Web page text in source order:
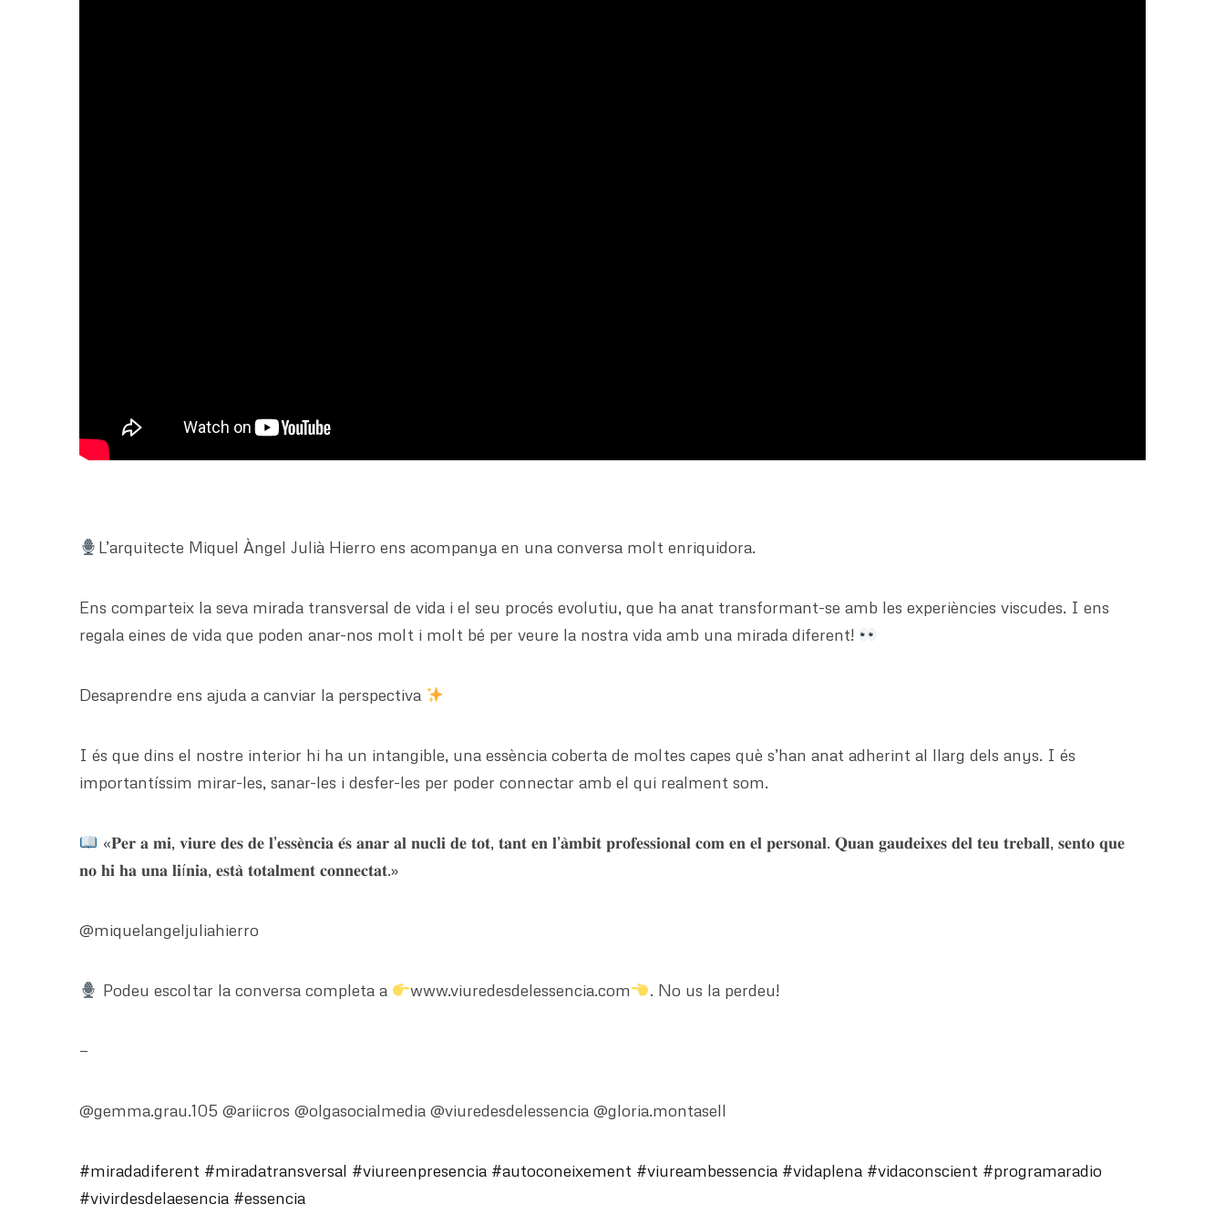
L’arquitecte Miquel Àngel Julià Hierro ens acompanya en una conversa molt enriquidora.
Ens comparteix la seva mirada transversal de vida i el seu procés evolutiu, que ha anat transformant-se amb les experiències viscudes. I ens
regala eines de vida que poden anar-nos molt i molt bé per veure la nostra vida amb una mirada diferent!
Desaprendre ens ajuda a canviar la perspectiva
I és que dins el nostre interior hi ha un intangible, una essència coberta de moltes capes què s’han anat adherint al llarg dels anys. I és
importantíssim mirar-les, sanar-les i desfer-les per poder connectar amb el qui realment som.
«𝐏𝐞𝐫 𝐚 𝐦𝐢, 𝐯𝐢𝐮𝐫𝐞 𝐝𝐞𝐬 𝐝𝐞 𝐥’𝐞𝐬𝐬𝐞̀𝐧𝐜𝐢𝐚 𝐞́𝐬 𝐚𝐧𝐚𝐫 𝐚𝐥 𝐧𝐮𝐜𝐥𝐢 𝐝𝐞 𝐭𝐨𝐭, 𝐭𝐚𝐧𝐭 𝐞𝐧 𝐥’𝐚̀𝐦𝐛𝐢𝐭 𝐩𝐫𝐨𝐟𝐞𝐬𝐬𝐢𝐨𝐧𝐚𝐥 𝐜𝐨𝐦 𝐞𝐧 𝐞𝐥 𝐩𝐞𝐫𝐬𝐨𝐧𝐚𝐥. 𝐐𝐮𝐚𝐧 𝐠𝐚𝐮𝐝𝐞𝐢𝐱𝐞𝐬 𝐝𝐞𝐥 𝐭𝐞𝐮 𝐭𝐫𝐞𝐛𝐚𝐥𝐥, 𝐬𝐞𝐧𝐭𝐨 𝐪𝐮𝐞
𝐧𝐨 𝐡𝐢 𝐡𝐚 𝐮𝐧𝐚 𝐥𝐢í𝐧𝐢𝐚, 𝐞𝐬𝐭𝐚̀ 𝐭𝐨𝐭𝐚𝐥𝐦𝐞𝐧𝐭 𝐜𝐨𝐧𝐧𝐞𝐜𝐭𝐚𝐭.»
@miquelangeljuliahierro
Podeu escoltar la conversa completa a www.viuredesdelessencia.com . No us la perdeu!
—
@gemma.grau.105 @ariicros @olgasocialmedia @viuredesdelessencia @gloria.montasell
#miradadiferent #miradatransversal #viureenpresencia #autoconeixement #viureambessencia #vidaplena #vidaconscient #programaradio
#vivirdesdelaesencia #essencia